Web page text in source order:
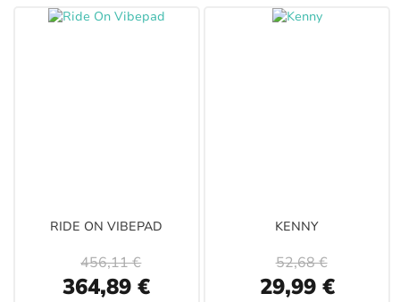
RIDE ON VIBEPAD
Special
Price
364,89 €
456,11 €
KENNY
Special
Price
29,99 €
52,68 €